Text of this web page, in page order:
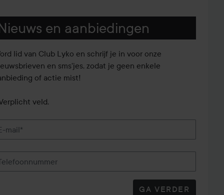
en aanbiedingen
lid van Club Lyko en schrijf je in voor onze
en sms'jes, zodat je geen enkele
of actie mist!
veld.
mail*
GA VERDER